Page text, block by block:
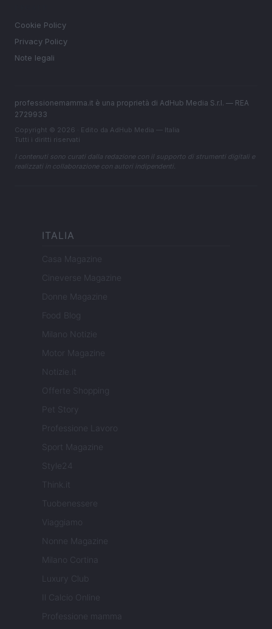
Cookie Policy
Privacy Policy
Note legali
professionemamma.it è una proprietà di AdHub Media S.r.l. — REA
2729933
Copyright © 2026 · Edito da AdHub Media — Italia
Tutti i diritti riservati
I contenuti sono curati dalla redazione con il supporto di strumenti digitali e
realizzati in collaborazione con autori indipendenti.
ITALIA
Casa Magazine
Cineverse Magazine
Donne Magazine
Food Blog
Milano Notizie
Motor Magazine
Notizie.it
Offerte Shopping
Pet Story
Professione Lavoro
Sport Magazine
Style24
Think.it
Tuobenessere
Viaggiamo
Nonne Magazine
Milano Cortina
Luxury Club
Il Calcio Online
Professione mamma